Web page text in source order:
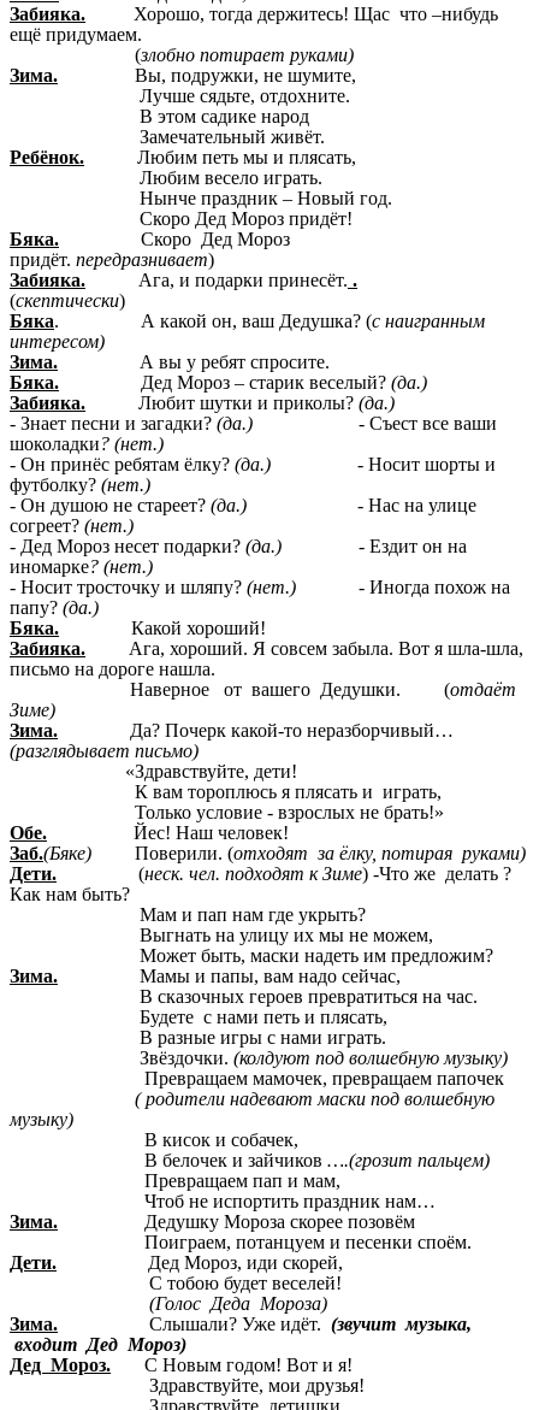
Забияка. Хорошо, тогда держитесь! Щас что –нибудь
ещё придумаем.
(злобно потирает руками)
Зима. Вы, подружки, не шумите,
Лучше сядьте, отдохните.
В этом садике народ
Замечательный живёт.
Ребёнок. Любим петь мы и плясать,
Любим весело играть.
Нынче праздник – Новый год.
Скоро Дед Мороз придёт!
Бяка. Скоро Дед Мороз
придёт. передразнивает)
Забияка. Ага, и подарки принесёт. .
(скептически)
Бяка. А какой он, ваш Дедушка? (с наигранным
интересом)
Зима. А вы у ребят спросите.
Бяка. Дед Мороз – старик веселый? (да.)
Забияка.
Любит шутки и приколы? (да.)
- Знает песни и загадки? (да.) - Съест все ваши
шоколадки? (нет.)
- Он принёс ребятам ёлку? (да.) - Носит шорты и
футболку? (нет.)
- Он душою не стареет? (да.) - Нас на улице
согреет? (нет.)
- Дед Мороз несет подарки? (да.) - Ездит он на
иномарке? (нет.)
- Носит тросточку и шляпу? (нет.) - Иногда похож на
папу? (да.)
Бяка. Какой хороший!
Забияка. Ага, хороший. Я совсем забыла. Вот я шла-шла,
письмо на дороге нашла.
Наверное от вашего Дедушки. (отдаёт
Зиме)
Зима.
Да? Почерк какой-то неразборчивый…
(разглядывает письмо)
«Здравствуйте, дети!
К вам тороплюсь я плясать и играть,
Только условие - взрослых не брать!»
Обе. Йес! Наш человек!
Заб.(Бяке) Поверили. (отходят за ёлку, потирая руками)
Дети. (неск. чел. подходят к Зиме) -Что же делать ?
Как нам быть?
Мам и пап нам где укрыть?
Выгнать на улицу их мы не можем,
Может быть, маски надеть им предложим?
Зима.
Мамы и папы, вам надо сейчас,
В сказочных героев превратиться на час.
Будете с нами петь и плясать,
В разные игры с нами играть.
Звёздочки. (колдуют под волшебную музыку)
Превращаем мамочек, превращаем папочек
( родители надевают маски под волшебную
музыку)
В кисок и собачек,
В белочек и зайчиков ….(грозит пальцем)
Превращаем пап и мам,
Чтоб не испортить праздник нам…
Зима. Дедушку Мороза скорее позовём
Поиграем, потанцуем и песенки споём.
Дети. Дед Мороз, иди скорей,
С тобою будет веселей!
(Голос Деда Мороза)
Зима. Слышали? Уже идёт. (звучит музыка,
входит Дед Мороз)
Дед Мороз. С Новым годом! Вот и я!
Здравствуйте, мои друзья!